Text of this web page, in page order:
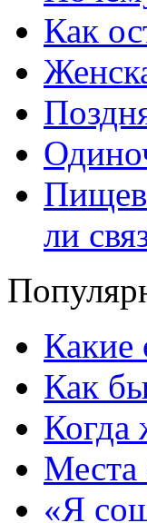
Как
ли
Как
Когда
Места
«Я